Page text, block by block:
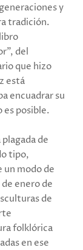
y
tradición.
del
que hizo
está
encuadrar su
es posible.
de
tipo,
un modo de
enero de
de
folklórica
en ese